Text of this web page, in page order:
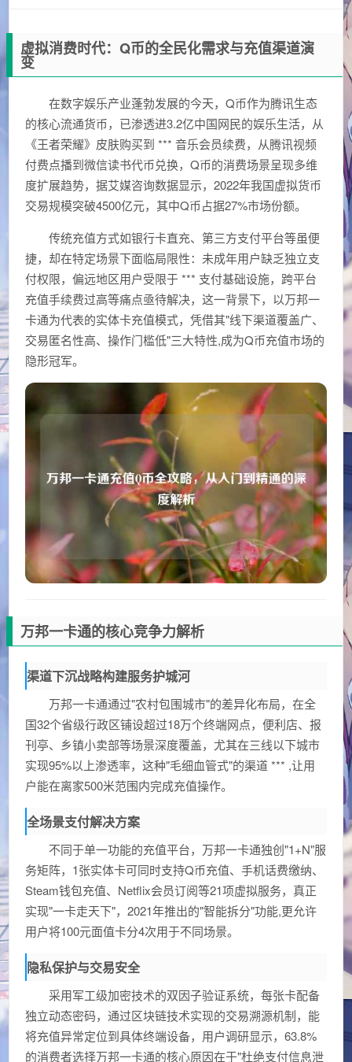
虚拟消费时代：Q币的全民化需求与充值渠道演
变
在数字娱乐产业蓬勃发展的今天，Q币作为腾讯生态
的核心流通货币，已渗透进3.2亿中国网民的娱乐生活，从
《王者荣耀》皮肤购买到 *** 音乐会员续费，从腾讯视频
付费点播到微信读书代币兑换，Q币的消费场景呈现多维
度扩展趋势，据艾媒咨询数据显示，2022年我国虚拟货币
交易规模突破4500亿元，其中Q币占据27%市场份额。
传统充值方式如银行卡直充、第三方支付平台等虽便
捷，却在特定场景下面临局限性：未成年用户缺乏独立支
付权限，偏远地区用户受限于 *** 支付基础设施，跨平台
充值手续费过高等痛点亟待解决，这一背景下，以万邦一
卡通为代表的实体卡充值模式，凭借其"线下渠道覆盖广、
交易匿名性高、操作门槛低"三大特性,成为Q币充值市场的
隐形冠军。
万邦一卡通的核心竞争力解析
渠道下沉战略构建服务护城河
万邦一卡通通过"农村包围城市"的差异化布局，在全
国32个省级行政区铺设超过18万个终端网点，便利店、报
刊亭、乡镇小卖部等场景深度覆盖，尤其在三线以下城市
实现95%以上渗透率，这种"毛细血管式"的渠道 *** ,让用
户能在离家500米范围内完成充值操作。
全场景支付解决方案
不同于单一功能的充值平台，万邦一卡通独创"1+N"服
务矩阵，1张实体卡可同时支持Q币充值、手机话费缴纳、
Steam钱包充值、Netflix会员订阅等21项虚拟服务，真正
实现"一卡走天下"，2021年推出的"智能拆分"功能,更允许
用户将100元面值卡分4次用于不同场景。
隐私保护与交易安全
采用军工级加密技术的双因子验证系统，每张卡配备
独立动态密码，通过区块链技术实现的交易溯源机制，能
将充值异常定位到具体终端设备，用户调研显示，63.8%
的消费者选择万邦一卡通的核心原因在于"杜绝支付信息泄